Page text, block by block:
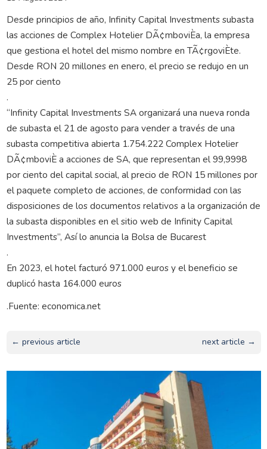
Desde principios de año, Infinity Capital Investments subasta
las acciones de Complex Hotelier DÃ¢mboviÈa, la empresa
que gestiona el hotel del mismo nombre en TÃ¢rgoviÈte.
Desde RON 20 millones en enero, el precio se redujo en un
25 por ciento
.
“Infinity Capital Investments SA organizará una nueva ronda
de subasta el 21 de agosto para vender a través de una
subasta competitiva abierta 1.754.222 Complex Hotelier
DÃ¢mboviÈ a acciones de SA, que representan el 99,9998
por ciento del capital social, al precio de RON 15 millones por
el paquete completo de acciones, de conformidad con las
disposiciones de los documentos relativos a la organización de
la subasta disponibles en el sitio web de Infinity Capital
Investments”, Así lo anuncia la Bolsa de Bucarest
.
En 2023, el hotel facturó 971.000 euros y el beneficio se
duplicó hasta 164.000 euros
.Fuente: economica.net
← previous article next article →